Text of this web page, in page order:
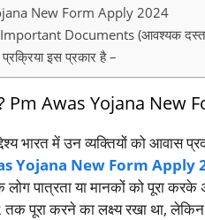
New Form Apply 2024
Documents (आवश्यक
इस प्रकार है –
Pm Awas Yojana New
भारत में उन व्यक्तियों को आवास
Yojana New Form Apply
पात्रता या मानकों को पूरा
पूरा करने का लक्ष्य रखा था,